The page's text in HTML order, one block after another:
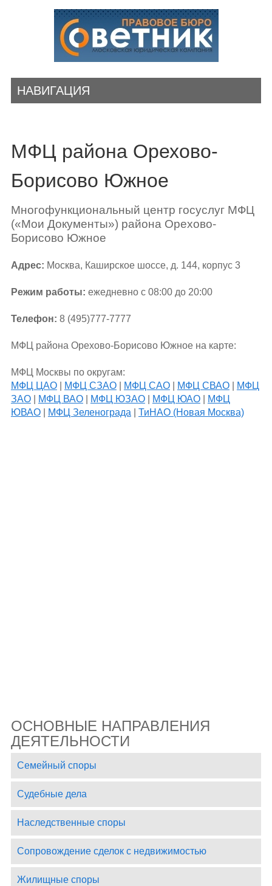
НАВИГАЦИЯ
МФЦ района Орехово-
Борисово Южное
Многофункциональный центр госуслуг МФЦ
(«Мои Документы») района Орехово-
Борисово Южное
Адрес: Москва, Каширское шоссе, д. 144, корпус 3
Режим работы: ежедневно с 08:00 до 20:00
Телефон: 8 (495)777-7777
МФЦ района Орехово-Борисово Южное на карте:
МФЦ Москвы по округам:
МФЦ ЦАО| МФЦ СЗАО| МФЦ САО| МФЦ СВАО|
МФЦ
ЗАО| МФЦ ВАО| МФЦ ЮЗАО| МФЦ ЮАО|
МФЦ
ЮВАО| МФЦ Зеленограда ТиНАО (Новая Москва)
ОСНОВНЫЕ НАПРАВЛЕНИЯ
ДЕЯТЕЛЬНОСТИ
Семейный споры
Судебные дела
Наследственные споры
Сопровождение сделок с недвижимостью
Жилищные споры